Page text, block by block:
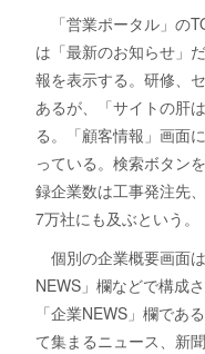
「営業ポータル」の
は「最新のお知らせ」
報を表示する。研修、
あるが、「サイトの肝
る。「顧客情報」画面
っている。検索ボタン
録企業数は工事発注先
7万社にも及ぶという。
個別の企業概要画面
NEWS」欄などで構成
「企業NEWS」欄であ
て集まるニュース、新